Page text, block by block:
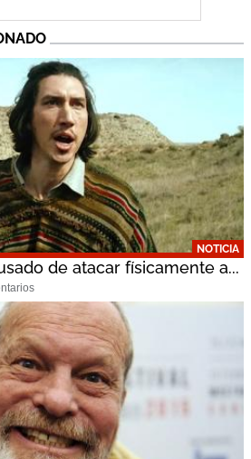
NOTICIA
de atacar físicamente a...